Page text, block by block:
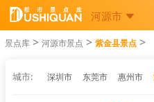
河源市
景点库 > 河源市景点 > 紫金县景点 >
城市: 深圳市 东莞市 惠州市